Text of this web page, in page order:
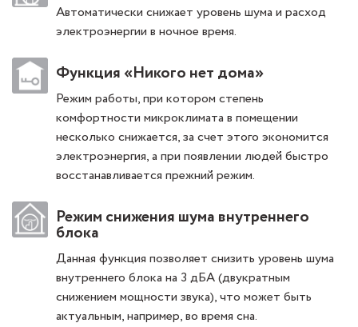
Автоматически снижает уровень шума и расход
электроэнергии в ночное время.
Функция «Никого нет дома»
Режим работы, при котором степень
комфортности микроклимата в помещении
несколько снижается, за счет этого экономится
электроэнергия, а при появлении людей быстро
восстанавливается прежний режим.
Режим снижения шума внутреннего
блока
Данная функция позволяет снизить уровень шума
внутреннего блока на 3 дБА (двукратным
снижением мощности звука), что может быть
актуальным, например, во время сна.